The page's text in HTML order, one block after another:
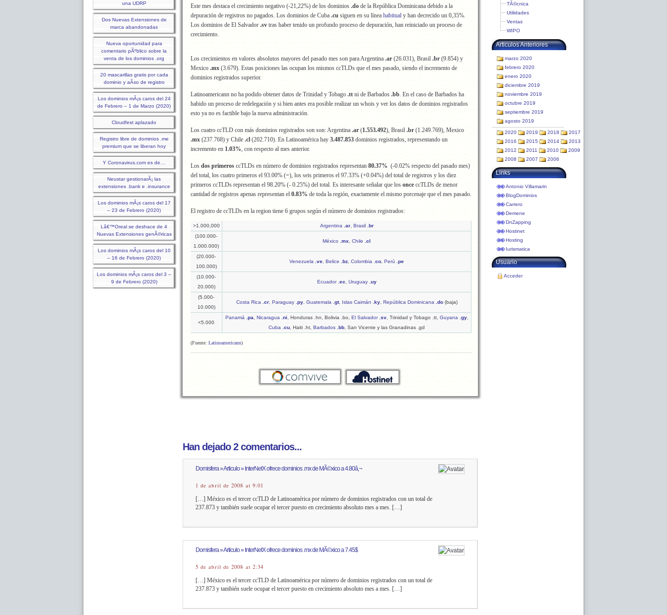
una UDRP
Dos Nuevas Extensiones de
marca abandonadas
Nueva oportunidad para
comentario pÃºblico sobre la
venta de los dominios .org
20 mascarillas gratis por cada
dominio y aÃ±o de registro
Los dominios mÃ¡s caros del 24
de Febrero – 1 de Marzo (2020)
Cloudfest aplazado
Registro libre de dominios .me
premium que se liberan hoy
Y Coronavirus.com es de…
Neustar gestionarÃ¡ las
extensiones .bank e .insurance
Los dominios mÃ¡s caros del 17
– 23 de Febrero (2020)
Lâ€™Oreal se deshace de 4
Nuevas Extensiones genÃ©ricas
Los dominios mÃ¡s caros del 10
– 16 de Febrero (2020)
Los dominios mÃ¡s caros del 3 –
9 de Febrero (2020)
Este mes destaca el crecimiento negativo (-21,22%) de los dominios .do de la República Dominicana debido a la
depuración de registros no pagados. Los dominios de Cuba .cu siguen en su línea habitual y han decrecido un 0,35%.
Los dominios de El Salvador .sv tras haber tenido un profundo proceso de depuración, han reiniciado un proceso de
crecimiento.
Los crecimientos en valores absolutos mayores del pasado mes son para Argentina .ar (26.031), Brasil .br (9.854) y
Mexico .mx (3.679). Estas posiciones las ocupan los mismos ccTLDs que el mes pasado, siendo el incremento de
dominios registrados superior.
Latinoamericann no ha podido obtener datos de Trinidad y Tobago .tt ni de Barbados .bb. En el caso de Barbados ha
habido un proceso de redelegación y si bien antes era posible realizar un whois y ver los datos de dominios registrados
esto ya no es factible bajo la nueva administración.
Los cuatro ccTLD con más dominios registrados son son: Argentina .ar (1.553.492), Brasil .br (1.249.769), Mexico
.mx (237.768) y Chile .cl (202.710). En Latinoamérica hay 3.487.853 dominios registrados, representando un
incremento en 1.03%, con respecto al mes anterior.
Los dos primeros ccTLDs en número de dominios registrados representan 80.37% (-0.02% respecto del pasado mes)
del total, los cuatro primeros el 93.00% (=), los seis primeros el 97.33% (+0.04%) del total de registros y los diez
primeros ccTLDs representan el 98.20% (- 0.25%) del total. Es interesante señalar que los once ccTLDs de menor
cantidad de registros apenas representan el 0.83% de toda la región, exactamente el mismo porcenaje que el mes pasado.
El registro de ccTLDs en la region tiene 6 grupos según el número de dominios registrados:
>1.000,000 Argentina .ar, Brasil .br
(100.000-
1.000.000)
México .mx ,Chile .cl
(20.000-
100.000)
Venezuela .ve ,Belice .bz ,Colombia .co ,Perú .pe
(10.000-
20.000)
Ecuador .ec Uruguay .uy
(5.000-
10.000)
Costa Rica .cr, Paraguay .py, Guatemala .gt, Islas Caimán .ky, República Dominicana .do(baja)
<5.000
Panamá .pa Nicaragua .ni , Honduras .hn, Bolivia .bo, El Salvador .sv, Trinidad y Tobago .tt, Guyana .gy,
Cuba
.cu , Haiti .ht,Barbados .bb , San Vicente y las Granadinas .gd
(Fuente: Latinoamericann)
Han dejado 2 comentarios...
Domisfera » Articulo » InterNetX ofrece dominios .mx de MÃ©xico a 4.80â‚¬
1 de abril de 2008 at 9:01
[…] México es el tercer ccTLD de Latinoamérica por número de dominios registrados con un total de
237.873 y también suele ocupar el tercer puesto en crecimiento absoluto mes a mes. […]
Domisfera » Articulo » InterNetX ofrece dominios .mx de MÃ©xico a 7.45$
5 de abril de 2008 at 2:34
[…] México es el tercer ccTLD de Latinoamérica por número de dominios registrados con un total de
237.873 y también suele ocupar el tercer puesto en crecimiento absoluto mes a mes. […]
TÃ©cnica
Utilidades
Ventas
WIPO
Articulos Anteriores
marzo 2020
febrero 2020
enero 2020
diciembre 2019
noviembre 2019
octubre 2019
septiembre 2019
agosto 2019
2020 2019 2018
2017
2016
2015 2014
2013
2012
2011 2010
2009
2008
2007 2006
Links
Antonio Villamarin
BlogDominios
Carrero
Demene
DnZapping
Hostinet
Hosting
Iurismatica
Usuario
Acceder